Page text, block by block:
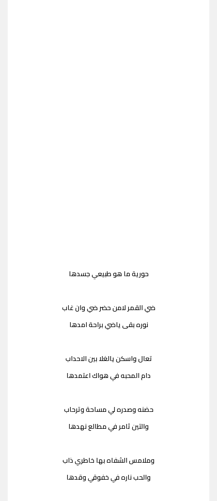
حورية ما هو طبيعي جسدها
ضي القمر لامن حضر ضي وان غاب
نوره بقى ياضي براحة امدها
تعال واسكن يالغلا بين الاحداب
دام المحبه في هواك اعتمدها
حضنه وصدره لي مساحة وترحاب
والتين ثامر في مطالع نهدها
وملامس الشفاه بها خاطري ذاب
والحب ناره في خفوقي وقدها